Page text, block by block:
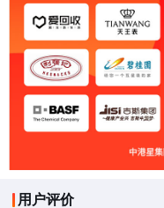
用户评价